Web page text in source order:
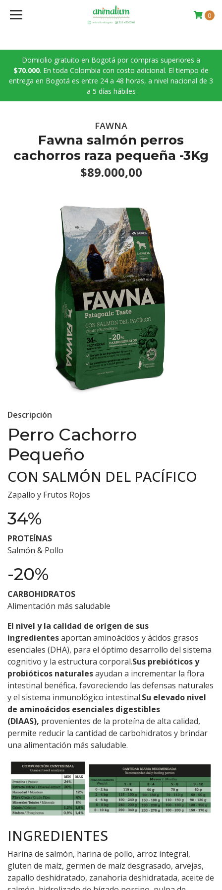
Domicilio gratuito en Bogotá por compras superiores a
$70.000. En toda Colombia con costo adicional. El tiempo de
entrega en Bogotá es entre 24 a 48 horas, a nivel nacional de 3
a 5 días hábiles
0
FAWNA
Fawna salmón perros
cachorros raza pequeña -3Kg
$89.000,00
Descripción
Perro Cachorro
Pequeño
CON SALMÓN DEL PACÍFICO
Zapallo y Frutos Rojos
34%
PROTEÍNAS
Salmón & Pollo
-20%
CARBOHIDRATOS
Alimentación más saludable
El nivel y la calidad de origen de sus
ingredientesaportan aminoácidos y ácidos grasos
esenciales (DHA), para el óptimo desarrollo del sistema
cognitivo y la estructura corporal.Sus prebióticos y
probióticos naturalesayudan a incrementar la flora
intestinal benéfica, favoreciendo las defensas naturales
y el sistema inmunológico intestinal.Su elevado nivel
de aminoácidos esenciales digestibles
(DIAAS), provenientes de la proteína de alta calidad,
permite reducir la cantidad de carbohidratos y brindar
una alimentación más saludable.
INGREDIENTES
Harina de salmón, harina de pollo, arroz integral,
gluten de maíz, germen de maíz desgrasado, arvejas,
zapallo deshidratado, zanahoria deshidratada, aceite de